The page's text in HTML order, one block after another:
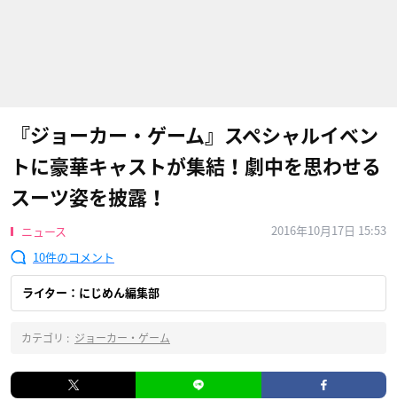
『ジョーカー・ゲーム』スペシャルイベン
トに豪華キャストが集結！劇中を思わせる
スーツ姿を披露！
ニュース
2016年10月17日 15:53
10
ライター：にじめん編集部
カテゴリ : ジョーカー・ゲーム